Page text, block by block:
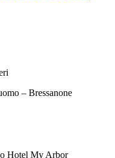
– Bressanone
Hotel My Arbor